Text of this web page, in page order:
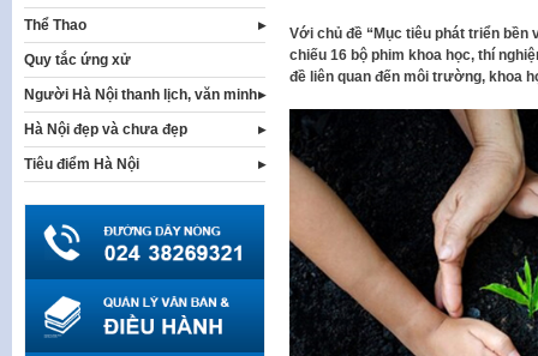
Với chủ đề “Mục tiêu phát triển bền
chiếu 16 bộ phim khoa học, thí
đề liên quan đến môi trường, khoa
Thể Thao
Quy tắc ứng xử
Người Hà Nội thanh lịch, văn minh
Hà Nội đẹp và chưa đẹp
Tiêu điểm Hà Nội